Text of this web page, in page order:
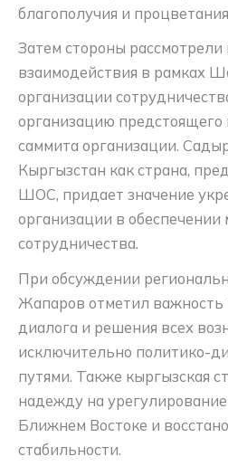
благополучия и
Затем стороны рассмотрели
взаимодействия в рамках
организации
организацию предстоящего
саммита организации.
Кыргызстан как страна,
ШОС, придает значение
организации в обеспечении
сотрудничества.
При обсуждении
Жапаров отметил
диалога и решения всех
исключительно политико-
путями. Также кыргызская
надежду на
Ближнем Востоке и
стабильности.